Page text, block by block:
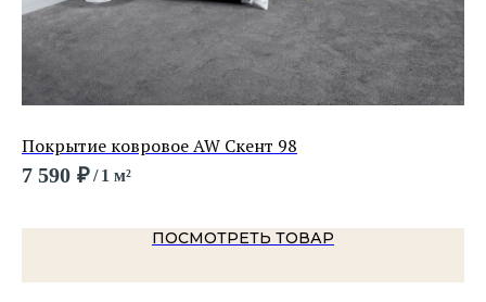
Покрытие ковровое AW Скент 98
7 590 ₽/ 1 м²
ПОСМОТРЕТЬ ТОВАР